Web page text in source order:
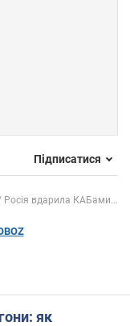
Підписатися
Росія вдарила КАБами...
як